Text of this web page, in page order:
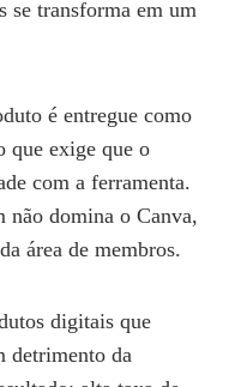
se transforma em um
é entregue como
que exige que o
com a ferramenta.
não domina o Canva,
área de membros.
digitais que
detrimento da